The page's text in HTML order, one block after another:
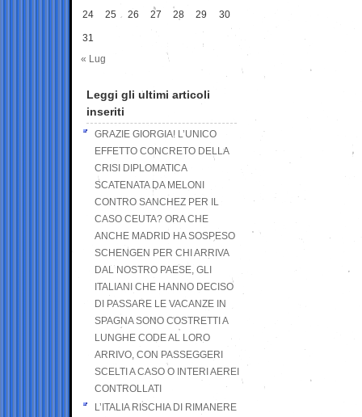
24 25 26 27 28 29 30
31
« Lug
Leggi gli ultimi articoli
inseriti
GRAZIE GIORGIA! L’UNICO
EFFETTO CONCRETO DELLA
CRISI DIPLOMATICA
SCATENATA DA MELONI
CONTRO SANCHEZ PER IL
CASO CEUTA? ORA CHE
ANCHE MADRID HA SOSPESO
SCHENGEN PER CHI ARRIVA
DAL NOSTRO PAESE, GLI
ITALIANI CHE HANNO DECISO
DI PASSARE LE VACANZE IN
SPAGNA SONO COSTRETTI A
LUNGHE CODE AL LORO
ARRIVO, CON PASSEGGERI
SCELTI A CASO O INTERI AEREI
CONTROLLATI
L’ITALIA RISCHIA DI RIMANERE